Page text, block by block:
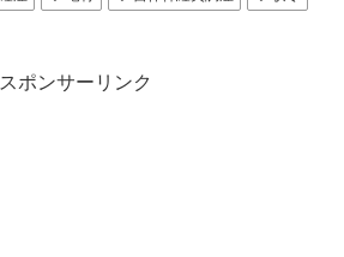
スポンサーリンク